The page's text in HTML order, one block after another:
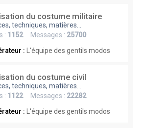
du costume militaire
techniques, matières...
: 1152Messages : 25700
:
L'équipe des gentils modos
du costume civil
techniques, matières...
: 1122Messages : 22282
:
L'équipe des gentils modos